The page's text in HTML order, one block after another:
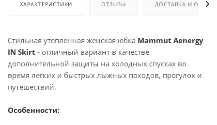
ХАРАКТЕРИСТИКИ ОТЗЫВЫ ДОСТАВКА И
Стильная утепленная женская юбка Mammut Aenergy
IN Skirt - отличный вариант в качестве
дополнительной защиты на холодных спусках во
время легких и быстрых лыжных походов, прогулок и
путешествий.
Особенности: